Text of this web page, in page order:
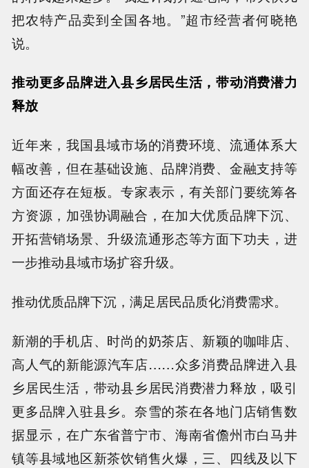
把农特产品卖到全国各地。”超市经营者何晓艳
说。
推动更多品牌进入县乡居民生活，带动消费潜力
释放
近年来，我国县域市场的消费环境、流通体系大
幅改善，但在基础设施、品牌消费、金融支持等
方面还存在短板。专家表示，有关部门要统筹各
方资源，加强协调融合，在加大优质品牌下沉、
开拓营销场景、升级流通形态等方面下功夫，进
一步推动县域市场扩容升级。
推动优质品牌下沉，满足居民品质化消费需求。
新潮的手机店、时尚的奶茶店、新颖的咖啡店、
高人气的新能源汽车店……众多消费品牌进入县
乡居民生活，带动县乡居民消费潜力释放，吸引
更多品牌入驻县乡。奈雪的茶在各地门店销售数
据显示，在广东省普宁市、海南省儋州市白马井
镇等县域地区新茶饮销售火爆，三、四线及以下